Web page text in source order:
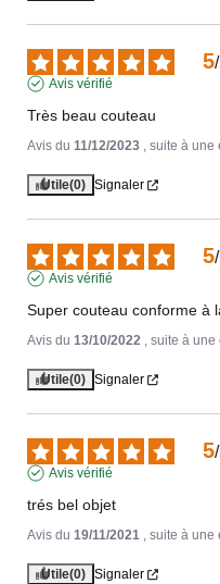
5/
Avis vérifié
Très beau couteau
Avis du 11/12/2023 , suite à une
Utile(0) Signaler
5/
Avis vérifié
Super couteau conforme à
Avis du 13/10/2022 , suite à
Utile(0) Signaler
5/
Avis vérifié
trés bel objet
Avis du 19/11/2021 , suite à une
Utile(0) Signaler